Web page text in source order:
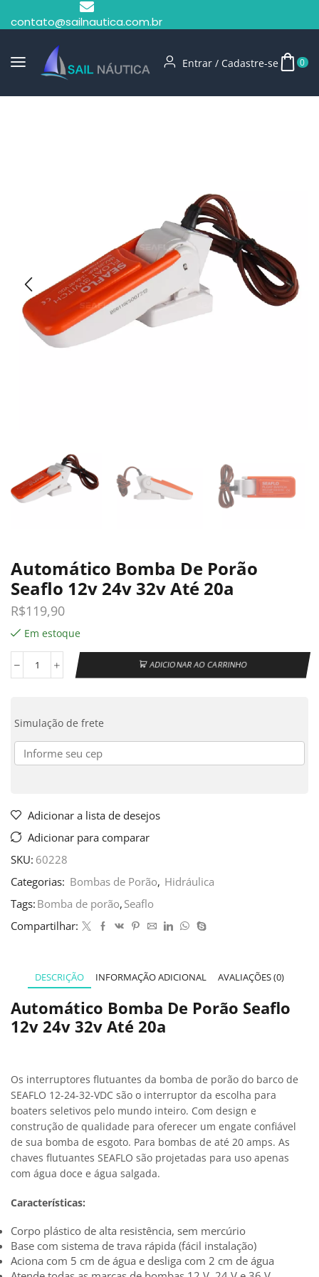
contato@sailnautica.com.br
Entrar / Cadastre-se 0
Automático Bomba De Porão
Seaflo 12v 24v 32v Até 20a
R$119,90
Em estoque
ADICIONAR AO CARRINHO
Simulação de frete
Adicionar a lista de desejos
Adicionar para comparar
SKU: 60228
Categorias: Bombas de Porão, Hidráulica
Tags: Bomba de porão, Seaflo
Compartilhar:
DESCRIÇÃO INFORMAÇÃO ADICIONAL AVALIAÇÕES (0)
Automático Bomba De Porão Seaflo
12v 24v 32v Até 20a
Os interruptores flutuantes da bomba de porão do barco de
SEAFLO 12-24-32-VDC são o interruptor da escolha para
boaters seletivos pelo mundo inteiro. Com design e
construção de qualidade para oferecer um engate confiável
de sua bomba de esgoto. Para bombas de até 20 amps. As
chaves flutuantes SEAFLO são projetadas para uso apenas
com água doce e água salgada.
Características:
Corpo plástico de alta resistência, sem mercúrio
Base com sistema de trava rápida (fácil instalação)
Aciona com 5 cm de água e desliga com 2 cm de água